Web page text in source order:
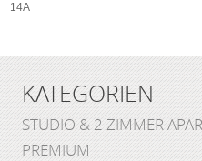
14A
KATEGORIEN
STUDIO & 2 ZIMMER
PREMIUM